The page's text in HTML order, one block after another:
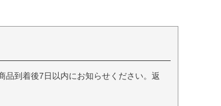
品到着後7日以内にお知らせください。返